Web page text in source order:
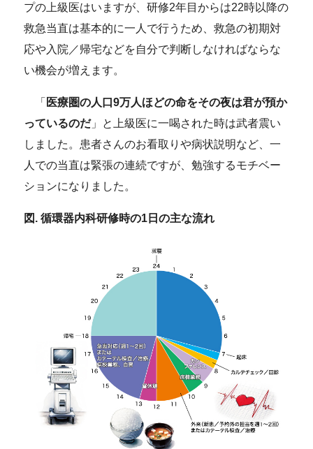
プの上級医はいますが、研修2年目からは22時以降の
救急当直は基本的に一人で行うため、救急の初期対
応や入院／帰宅などを自分で判断しなければならな
い機会が増えます。
「 医療圏の人口9万人ほどの命をその夜は君が預か
っているのだ」と上級医に一喝された時は武者震い
しました。患者さんのお看取りや病状説明など、一
人での当直は緊張の連続ですが、勉強するモチベー
ションになりました。
図. 循環器内科研修時の1日の主な流れ